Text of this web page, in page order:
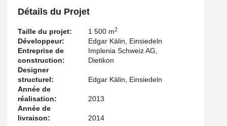
Détails du Projet
Taille du projet: 1 500 m2
Développeur:
Edgar Kälin, Einsiedeln
Entreprise de
construction:
Implenia Schweiz AG,
Dietikon
Designer
structurel:
Edgar Kälin, Einsiedeln
Année de
réalisation:
2013
Année de
livraison:
2014